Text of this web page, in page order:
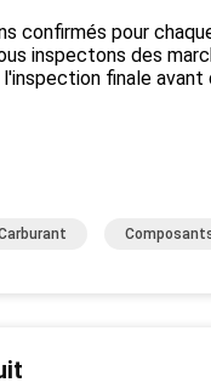
confirmés pour
inspectons des
finale avant